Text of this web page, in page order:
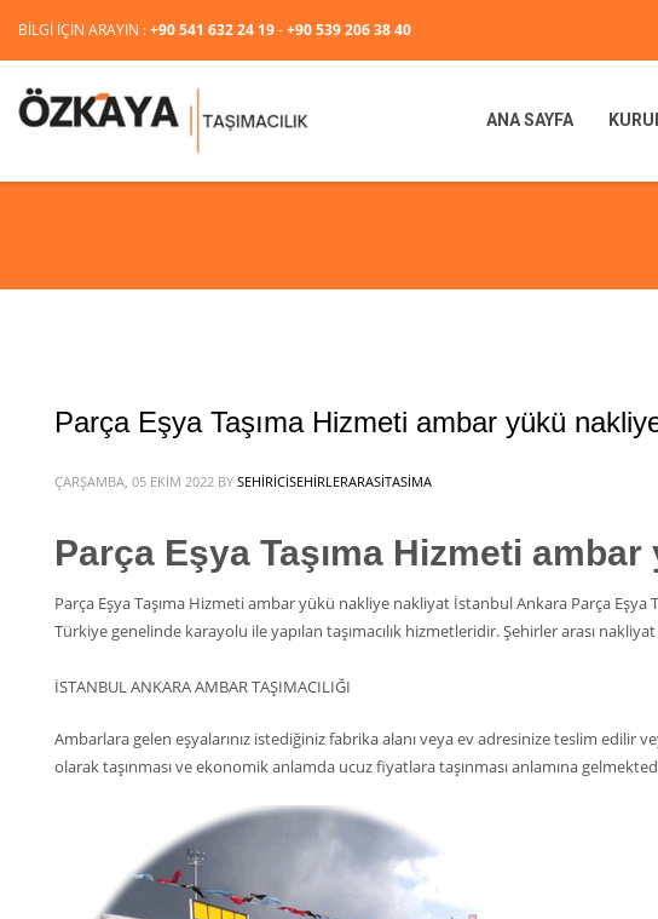
BİLGİ İÇİN ARAYIN :+90 541 632 24 19-+90 539 206 38 40
ANA SAYFA
Parça Eşya Taşıma Hizmeti ambar yükü
ÇARŞAMBA, 05 EKIM 2022 BY SEHIRICISEHIRLERARASITASIMA
Parça Eşya Taşıma Hizmeti
Parça Eşya Taşıma Hizmeti ambar yükü nakliye nakliyat İstanbul Ankara Parça Eşya
Türkiye genelinde karayolu ile yapılan taşımacılık hizmetleridir. Şehirler arası
İSTANBUL ANKARA AMBAR TAŞIMACILIĞI
Ambarlara gelen eşyalarınız istediğiniz fabrika alanı veya ev adresinize teslim edilir
olarak taşınması ve ekonomik anlamda ucuz fiyatlara taşınması anlamına